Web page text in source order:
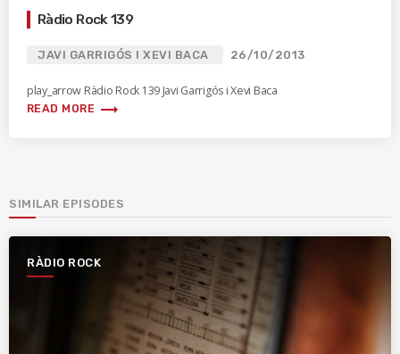
Ràdio Rock 139
JAVI GARRIGÓS I XEVI BACA 26/10/2013
play_arrow Ràdio Rock 139 Javi Garrigós i Xevi Baca
READ MORE trending_flat
SIMILAR EPISODES
RÀDIO ROCK